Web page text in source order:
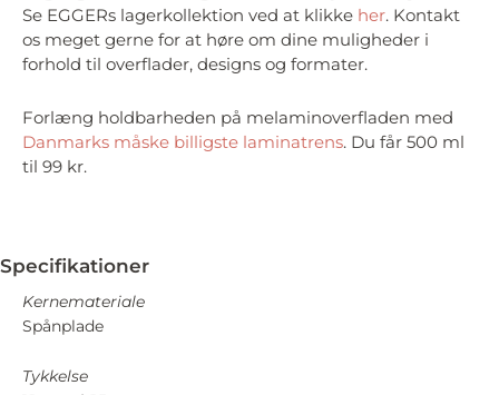
Se EGGERs lagerkollektion ved at klikke her. Kontakt
os meget gerne for at høre om dine muligheder i
forhold til overflader, designs og formater.
Forlæng holdbarheden på melaminoverfladen med
Danmarks måske billigste laminatrens. Du får 500 ml
til 99 kr.
Specifikationer
Kernemateriale
Spånplade
Tykkelse